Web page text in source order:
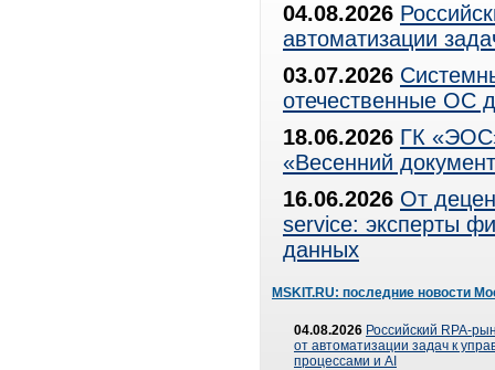
04.08.2026
автоматизации
03.07.2026
отечественные ОС
18.06.2026 ГК
«Весенний
16.06.2026 От
service: эксперты
данных
MSKIT.RU: последние новости
04.08.2026 Российский RPA-
от автоматизации задач к
процессами и AI